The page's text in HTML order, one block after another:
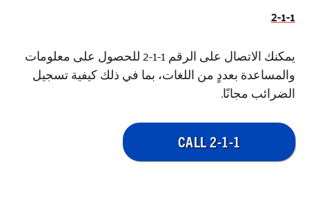
2-1-1
يمكنك الاتصال على الرقم 1-1-2 للحصول على معلومات
والمساعدة بعددٍ من اللغات، بما في ذلك كيفية تسجيل
الضرائب مجانًا.
CALL 2-1-1